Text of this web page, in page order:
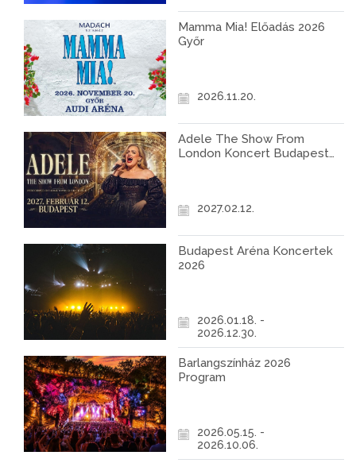
Mamma Mia! Előadás 2026
Győr
2026.11.20.
Adele The Show From
London Koncert Budapest
2027.02.12.
Budapest Aréna Koncertek
2026
2026.01.18. -
2026.12.30.
Barlangszínház 2026
Program
2026.05.15. -
2026.10.06.